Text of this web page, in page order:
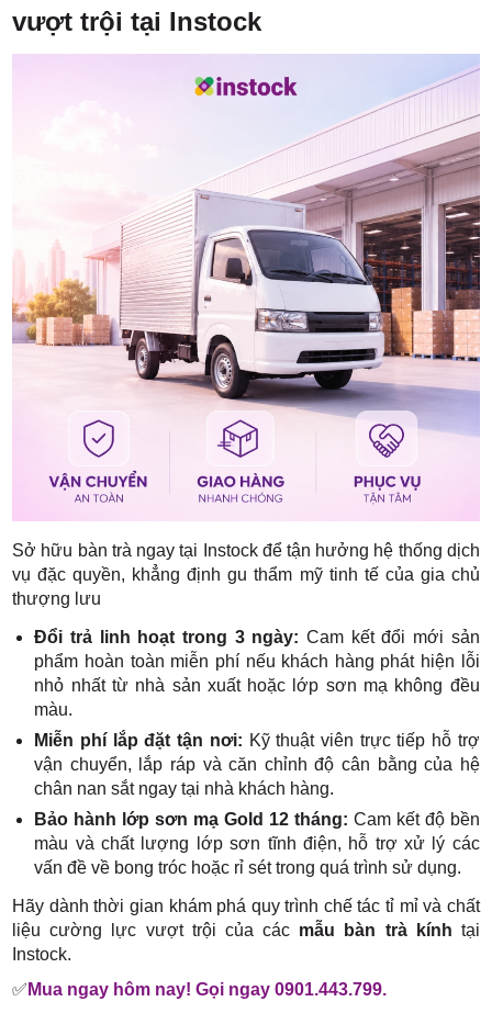
vượt trội tại Instock
Sở hữu bàn trà ngay tại Instock để tận hưởng hệ thống dịch
vụ đặc quyền, khẳng định gu thẩm mỹ tinh tế của gia chủ
thượng lưu
Đổi trả linh hoạt trong 3 ngày: Cam kết đổi mới sản
phẩm hoàn toàn miễn phí nếu khách hàng phát hiện lỗi
nhỏ nhất từ nhà sản xuất hoặc lớp sơn mạ không đều
màu.
Miễn phí lắp đặt tận nơi: Kỹ thuật viên trực tiếp hỗ trợ
vận chuyển, lắp ráp và căn chỉnh độ cân bằng của hệ
chân nan sắt ngay tại nhà khách hàng.
Bảo hành lớp sơn mạ Gold 12 tháng: Cam kết độ bền
màu và chất lượng lớp sơn tĩnh điện, hỗ trợ xử lý các
vấn đề về bong tróc hoặc rỉ sét trong quá trình sử dụng.
Hãy dành thời gian khám phá quy trình chế tác tỉ mỉ và chất
liệu cường lực vượt trội của các mẫu bàn trà kính tại
Instock.
✅ Mua ngay hôm nay! Gọi ngay 0901.443.799.